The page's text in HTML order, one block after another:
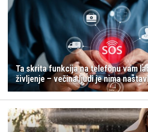
Ta skrita funkcija na telefonu vam
življenje – večina ljudi je nima